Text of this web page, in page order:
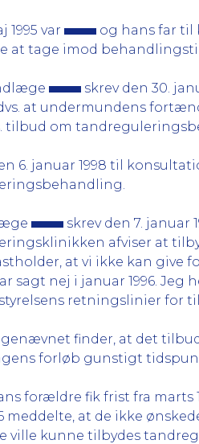
1995 var og hans far
at tage imod
skrev den 30.
at undermundens
tilbud om
6. januar 1998 til
skrev den 7. januar
afviser at
at vi ikke kan
sagt nej i januar 1996. Jeg
retningslinier for
finder, at det
forløb gunstigt
forældre fik frist fra marts
meddelte, at de ikke
ville kunne tilbydes